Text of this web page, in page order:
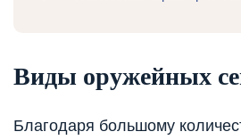
Виды оружейных
Благодаря большому